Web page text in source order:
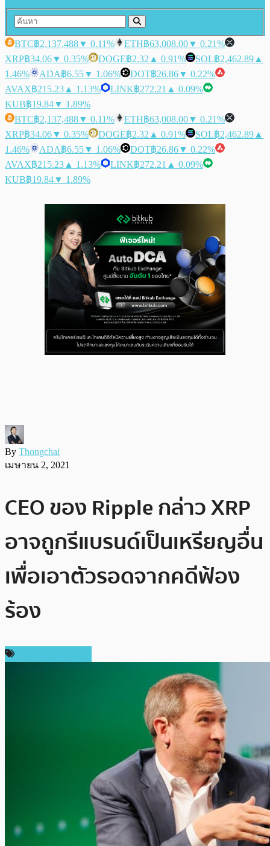
BTC฿2,137,488▼ 0.11% ETH฿63,008.00▼ 0.21%
XRP฿34.06▼ 0.35% DOGE฿2.32 ▲ 0.91% SOL฿2,462.89 ▲
1.46%
ADA฿6.55▼ 1.06% DOT฿26.86▼ 0.22%
AVAX฿215.23 ▲ 1.13% LINK฿272.21 ▲ 0.09%
KUB฿19.84▼ 1.89%
BTC฿2,137,488▼ 0.11% ETH฿63,008.00▼ 0.21%
XRP฿34.06▼ 0.35% DOGE฿2.32 ▲ 0.91% SOL฿2,462.89 ▲
1.46%
ADA฿6.55▼ 1.06% DOT฿26.86▼ 0.22%
AVAX฿215.23 ▲ 1.13% LINK฿272.21 ▲ 0.09%
KUB฿19.84▼ 1.89%
By Thongchai
เมษายน 2, 2021
CEO ของ Ripple กล่าว XRP
อาจถูกรีแบรนด์เป็นเหรียญอื่น
เพื่อเอาตัวรอดจากคดีฟ้อง
ร้อง